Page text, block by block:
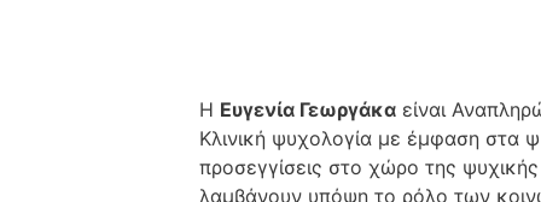
Η Ευγενία Γεωργάκα είναι
Κλινική ψυχολογία με έμφαση στα
προσεγγίσεις στο χώρο της
λαμβάνουν υπόψη το ρόλο των